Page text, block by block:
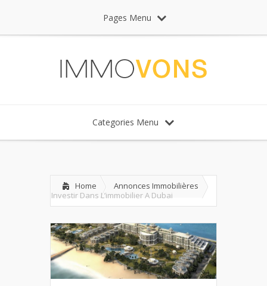
Pages Menu
Categories Menu
Home
Annonces Immobilières
Investir Dans L’immobilier A Dubai